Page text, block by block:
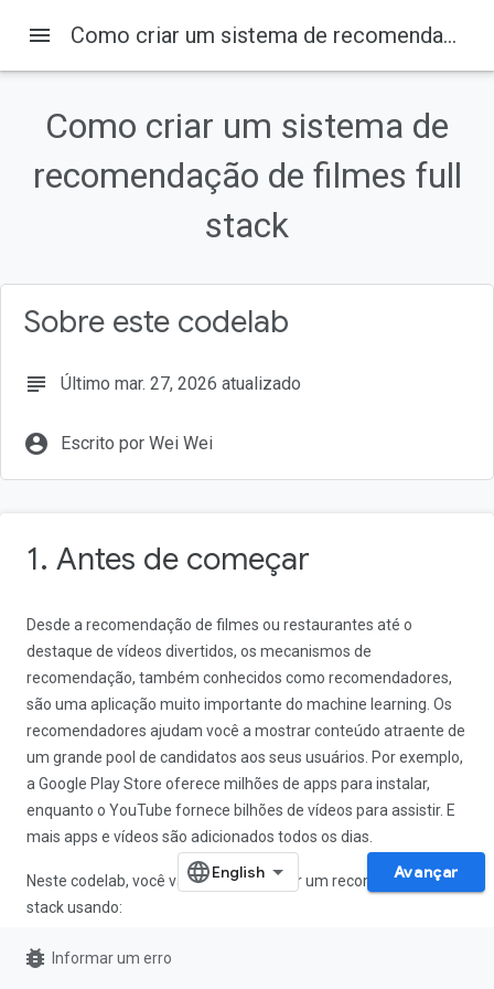
Nesta página
Pré-requisitos
menu Como criar um sistema de recomendação de filmes full stack
Como criar um sistema de
recomendação de filmes full
stack
Sobre este codelab
subject Último mar. 27, 2026 atualizado
account_circle Escrito por Wei Wei
1. Antes de começar
Desde a recomendação de filmes ou restaurantes até o
destaque de vídeos divertidos, os mecanismos de
recomendação, também conhecidos como recomendadores,
são uma aplicação muito importante do machine learning. Os
recomendadores ajudam você a mostrar conteúdo atraente de
um grande pool de candidatos aos seus usuários. Por exemplo,
a Google Play Store oferece milhões de apps para instalar,
enquanto o YouTube fornece bilhões de vídeos para assistir. E
mais apps e vídeos são adicionados todos os dias.
Neste codelab, você vai aprender a criar um recomendador full-
stack usando:
TensorFlow Recommenders para treinar um modelo de
Avançar
bug_report Informar um erro